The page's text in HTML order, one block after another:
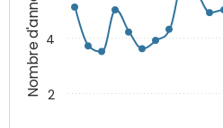
Nombre d'années 2
4